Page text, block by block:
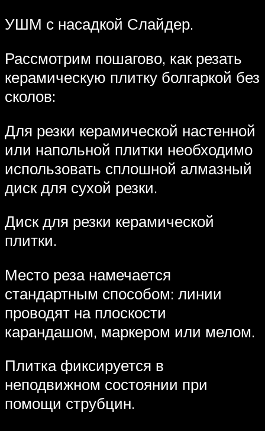
УШМ с насадкой Слайдер.
Рассмотрим пошагово, как резать
керамическую плитку болгаркой без
сколов:
Для резки керамической настенной
или напольной плитки необходимо
использовать сплошной алмазный
диск для сухой резки.
Диск для резки керамической
плитки.
Место реза намечается
стандартным способом: линии
проводят на плоскости
карандашом, маркером или мелом.
Плитка фиксируется в
неподвижном состоянии при
помощи струбцин.